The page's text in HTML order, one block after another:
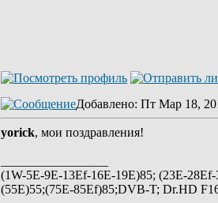
Добавлено: Пт Мар 18,
yorick, мои поздравления!
(1W-5E-9E-13Ef-16E-19E)85; (23E-
(55E)55;(75E-85Ef)85;DVB-T; Dr.HD